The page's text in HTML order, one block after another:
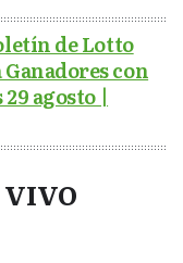
de Lotto
con
agosto |